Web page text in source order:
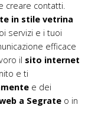
creare contatti.
in stile vetrina
servizi e i tuoi
efficace
il sito internet
e ti
e dei
a Segrate o in